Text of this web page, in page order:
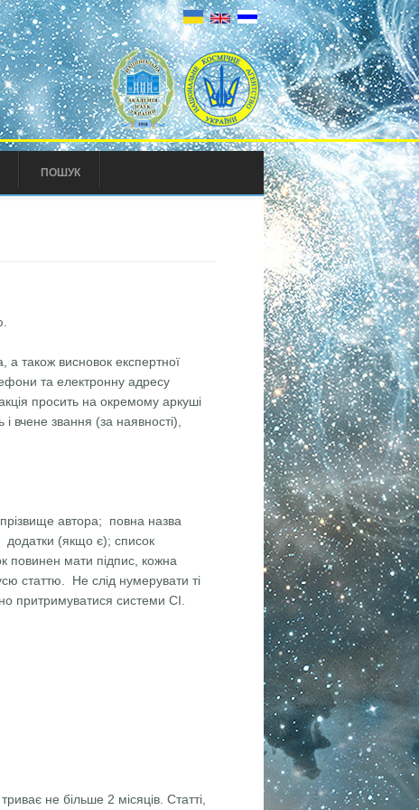
ПОШУК
також висновок експертної
та електронну адресу
просить на окремому аркушi
вчене звання (за наявності),
автора; повна назва
додатки (якщо є); список
повинен мати пiдпис, кожна
статтю. Не слiд нумерувати тi
притримуватися системи СI.
не більше 2 місяців. Статті,